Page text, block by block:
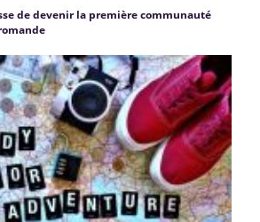
de devenir la première communauté